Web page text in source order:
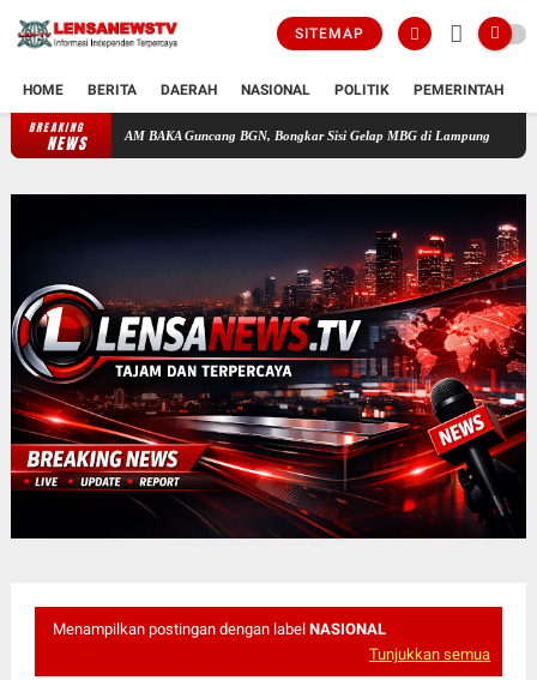
SITEMAP
HOME BERITA DAERAH NASIONAL POLITIK PEMERINTAH
BREAKING
NEWS
BAKA Guncang BGN, Bongkar Sisi Gelap MBG di Lampung Bukan Sekadar Hajat
Menampilkan postingan dengan label NASIONAL
Tunjukkan semua